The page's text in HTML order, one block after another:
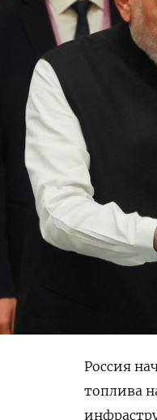
Россия
топлива